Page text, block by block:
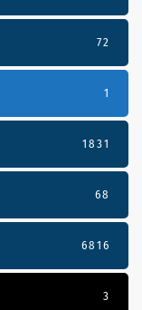
72
1
1831
68
6816
3